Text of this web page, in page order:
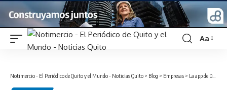
Font
Aa
Notimercio - El Periódico de Quito y el Mundo - Noticias Quito > Blog > Empresas > La app de DiDi anuncia la llegada de la tecnología “Pon Tu Precio” a las ciudades de Quito y Guayaquil